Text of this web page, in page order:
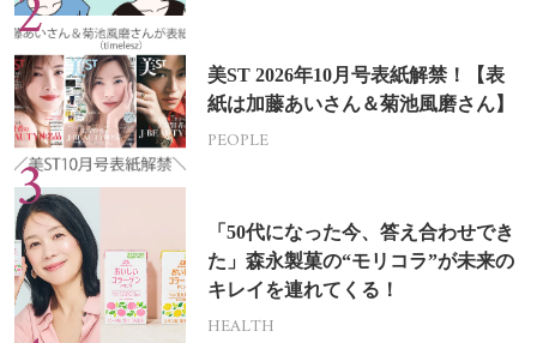
美ST 2026年10月号表紙解禁！【表
紙は加藤あいさん＆菊池風磨さん】
PEOPLE
「50代になった今、答え合わせでき
た」森永製菓の“モリコラ”が未来の
キレイを連れてくる！
HEALTH